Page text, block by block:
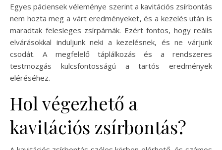
Egyes páciensek véleménye szerint a kavitációs zsírbontás
nem hozta meg a várt eredményeket, és a kezelés után is
maradtak felesleges zsírpárnák. Ezért fontos, hogy reális
elvárásokkal induljunk neki a kezelésnek, és ne várjunk
csodát. A megfelelő táplálkozás és a rendszeres
testmozgás kulcsfontosságú a tartós eredmények
eléréséhez.
Hol végezhető a
kavitációs zsírbontás?